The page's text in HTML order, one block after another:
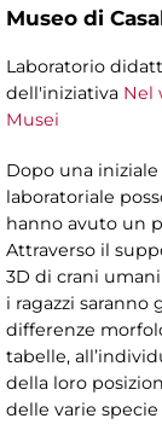
Museo di
Laboratorio
dell'iniziativa Nel
Musei
Dopo una
laboratoriale
hanno avuto un
Attraverso il
3D di crani
i ragazzi
differenze
tabelle,
della loro
delle varie